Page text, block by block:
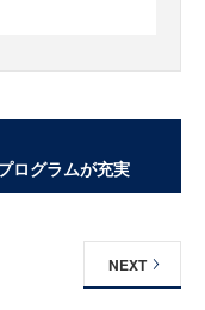
ログラムが充実
NEXT